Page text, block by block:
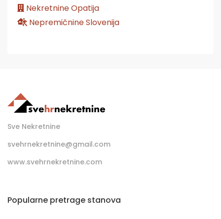
Nekretnine Opatija
Nepremičnine Slovenija
Sve Nekretnine
svehrnekretnine@gmail.com
www.svehrnekretnine.com
Popularne pretrage stanova